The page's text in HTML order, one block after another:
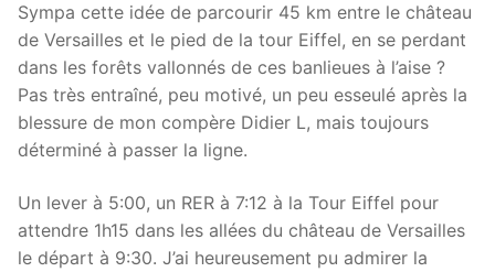
Sympa cette idée de parcourir 45 km entre le château
de Versailles et le pied de la tour Eiffel, en se perdant
dans les forêts vallonnés de ces banlieues à l’aise ?
Pas très entraîné, peu motivé, un peu esseulé après la
blessure de mon compère Didier L, mais toujours
déterminé à passer la ligne.
Un lever à 5:00, un RER à 7:12 à la Tour Eiffel pour
attendre 1h15 dans les allées du château de Versailles
le départ à 9:30. J’ai heureusement pu admirer la